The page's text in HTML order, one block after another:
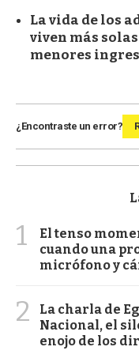
La vida de los
viven más
menores
¿Encontraste un error?
1
El tenso
cuando una
micrófono y
2
La charla de
Nacional, el
enojo de los